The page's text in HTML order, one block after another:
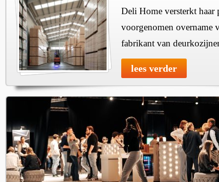
Deli Home versterkt haar
voorgenomen overname
fabrikant van
lees verder